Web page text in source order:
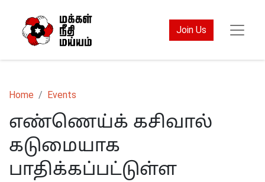
Join Us
Home Events
எண்ணெய்க் கசிவால்
கடுமையாக
பாதிக்கப்பட்டுள்ள